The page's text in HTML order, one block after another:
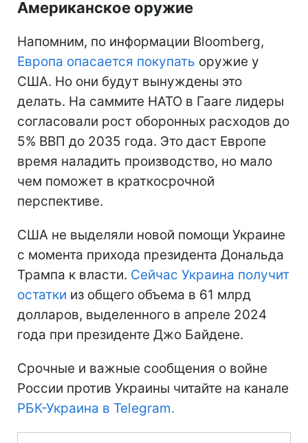
Американское оружие
Напомним, по информации Bloomberg,
Европа опасается покупать оружие у
США. Но они будут вынуждены это
делать. На саммите НАТО в Гааге лидеры
согласовали рост оборонных расходов до
5% ВВП до 2035 года. Это даст Европе
время наладить производство, но мало
чем поможет в краткосрочной
перспективе.
США не выделяли новой помощи Украине
с момента прихода президента Дональда
Трампа к власти. Сейчас Украина получит
остатки из общего объема в 61 млрд
долларов, выделенного в апреле 2024
года при президенте Джо Байдене.
Срочные и важные сообщения о войне
России против Украины читайте на канале
РБК-Украина в Telegram.